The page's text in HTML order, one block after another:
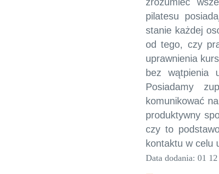
pilatesu
stanie każdej
od tego, czy
uprawnienia
bez wątpienia
Posiadamy
komunikować
produktywny
czy to
kontaktu w celu
Data dodania: 01